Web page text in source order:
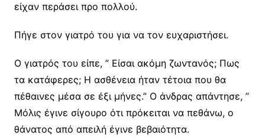
είχαν περάσει προ πολλού.
Πήγε στον γιατρό του για να τον ευχαριστήσει.
Ο γιατρός του είπε, ” Είσαι ακόμη ζωντανός; Πως
τα κατάφερες; Η ασθένεια ήταν τέτοια που θα
πέθαινες μέσα σε έξι μήνες.” Ο άνδρας απάντησε, ”
Μόλις έγινε σίγουρο ότι πρόκειται να πεθάνω, ο
θάνατος από απειλή έγινε βεβαιότητα.